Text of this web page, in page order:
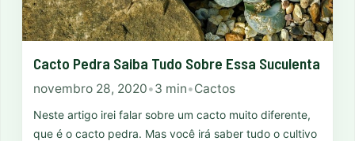
Cacto Pedra Saiba Tudo Sobre Essa Suculenta
novembro 28, 2020•3 min•Cactos
Neste artigo irei falar sobre um cacto muito diferente,
que é o cacto pedra. Mas você irá saber tudo o cultivo